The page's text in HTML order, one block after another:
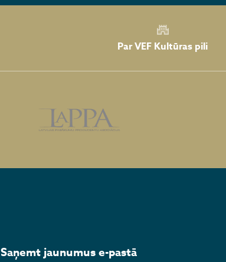
Par VEF Kultūras pili
Saņemt jaunumus e-pastā